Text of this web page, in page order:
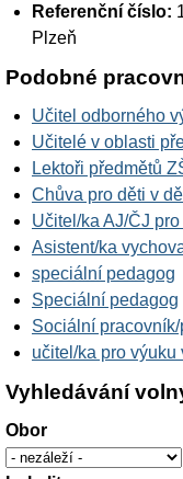
Referenční číslo:
Plzeň
Podobné
Učitel odborného
Učitelé v oblasti
Lektoři předmětů
Chůva pro děti v
Učitel/ka AJ/ČJ
Asistent/ka
speciální pedagog
Speciální pedagog
Sociální
učitel/ka pro
Vyhledávání
Obor